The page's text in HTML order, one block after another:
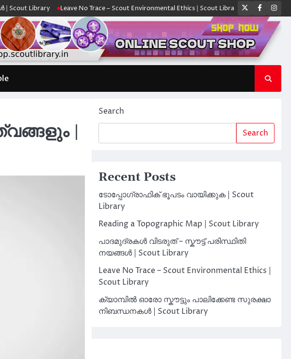
Leave No Trace – Scout Environmental Ethics | Scout Library ക്യാമ്പിൽ ഓരോ
Twitter
|
Search
Search
Recent Posts
ടോപ്പോഗ്രാഫിക് ഭൂപടം വായിക്കുക | Scout
Library
Reading a Topographic Map | Scout Library
പാദമുദ്രകൾ വിടരുത് – സ്കൗട്ട് പരിസ്ഥിതി
നയങ്ങൾ | Scout Library
Leave No Trace – Scout Environmental Ethics |
Scout Library
ക്യാമ്പിൽ ഓരോ സ്കൗട്ടും പാലിക്കേണ്ട സുരക്ഷാ
നിബന്ധനകൾ | Scout Library